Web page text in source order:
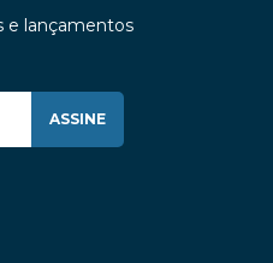
e lançamentos
ASSINE